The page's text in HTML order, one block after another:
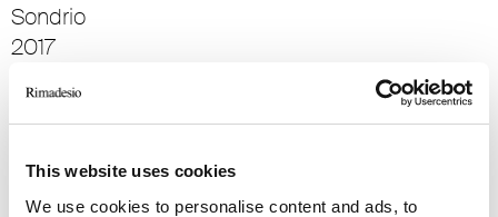
This website uses cookies
We use cookies to personalise content and ads, to
Sondrio
2017
ROYAL PAVILION